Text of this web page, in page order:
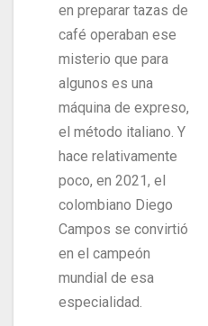
en preparar tazas de
café operaban ese
misterio que para
algunos es una
máquina de expreso,
el método italiano. Y
hace relativamente
poco, en 2021, el
colombiano Diego
Campos se convirtió
en el campeón
mundial de esa
especialidad.